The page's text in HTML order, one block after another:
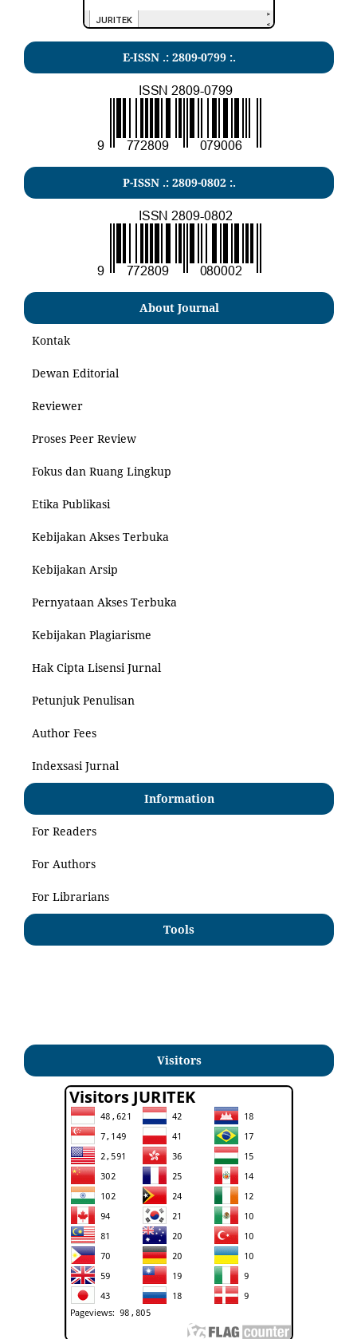
E-ISSN .: 2809-0799 :.
P-ISSN .: 2809-0802 :.
About Journal
Kontak
Dewan Editorial
Reviewer
Proses Peer Review
Fokus dan Ruang Lingkup
Etika Publikasi
Kebijakan Akses Terbuka
Kebijakan Arsip
Pernyataan Akses Terbuka
Kebijakan Plagiarisme
Hak Cipta Lisensi Jurnal
Petunjuk Penulisan
Author Fees
Indexsasi Jurnal
Information
For Readers
For Authors
For Librarians
Tools
Visitors